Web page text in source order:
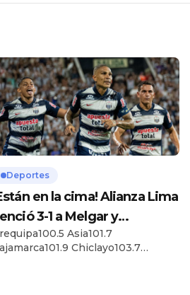
Deportes
en la cima! Alianza Lima
3-1 a Melgar y
el Torneo Apertura
Asia101.7
Chiclayo103.7